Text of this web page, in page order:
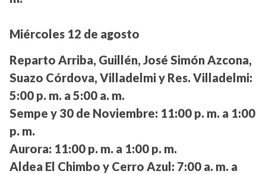
Miércoles 12 de agosto
Reparto Arriba, Guillén, José Simón Azcona,
Suazo Córdova, Villadelmi y Res. Villadelmi:
5:00 p. m. a 5:00 a. m.
Sempe y 30 de Noviembre: 11:00 p. m. a 1:00
p. m.
Aurora: 11:00 p. m. a 1:00 p. m.
Aldea El Chimbo y Cerro Azul: 7:00 a. m. a